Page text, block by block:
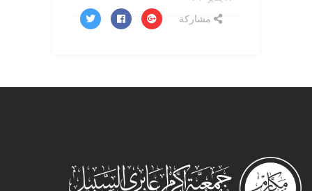
مشاركة